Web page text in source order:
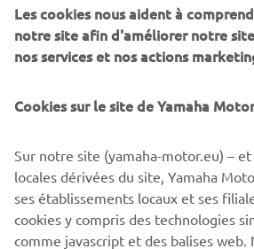
Danube sur de longs bateaux et
de pilote de montgolfière privé.
faut pour montrer au monde ce que
Les cookies nous aident à
notre site afin d'améliorer notre
nos services et nos actions
Cookies sur le site de Yamaha
Sur notre site (yamaha-motor.eu) –
locales dérivées du site, Yamaha
ses établissements locaux et ses
cookies y compris des technologies
comme javascript et des balises web.